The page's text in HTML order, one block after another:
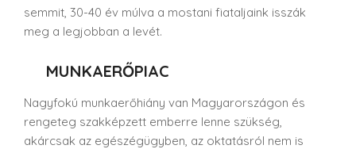
semmit, 30-40 év múlva a mostani fiataljaink isszák
meg a legjobban a levét.
MUNKAERŐPIAC
Nagyfokú munkaerőhiány van Magyarországon és
rengeteg szakképzett emberre lenne szükség,
akárcsak az egészégügyben, az oktatásról nem is